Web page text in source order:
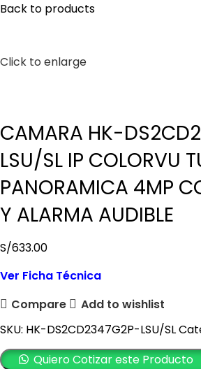
Back to products
Click to enlarge
CAMARA HK-
LSU/SL IP COLORVU
PANORAMICA 4MP
Y ALARMA AUDIBLE
S/633.00
Ver Ficha Técnica
Compare
Add to wishlist
SKU: HK-DS2CD2347G2P-LSU/SL
Quiero Cotizar este Producto